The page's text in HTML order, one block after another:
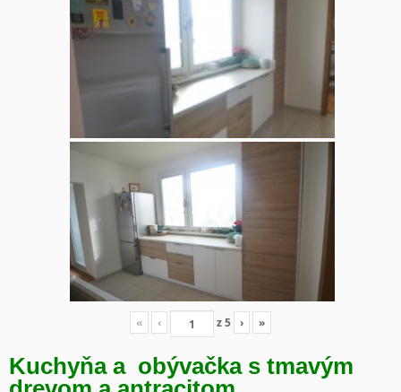
« ‹ z5 › »
Kuchyňa a obývačka s tmavým